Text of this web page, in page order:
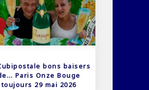
bons baisers
Paris Onze Bouge
toujours 29 mai 2026